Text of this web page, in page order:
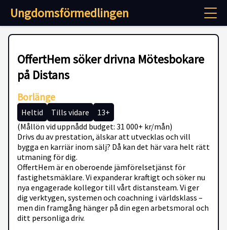
Ungdomsförmedlingen
OffertHem söker drivna Mötesbokare
på Distans
Borlänge
Heltid Tills vidare
13+
(Mållön vid uppnådd budget: 31 000+ kr/mån)
Drivs du av prestation, älskar att utvecklas och vill
bygga en karriär inom sälj? Då kan det här vara helt rätt
utmaning för dig.
OffertHem är en oberoende jämförelsetjänst för
fastighetsmäklare. Vi expanderar kraftigt och söker nu
nya engagerade kollegor till vårt distansteam. Vi ger
dig verktygen, systemen och coachning i världsklass –
men din framgång hänger på din egen arbetsmoral och
ditt personliga driv.